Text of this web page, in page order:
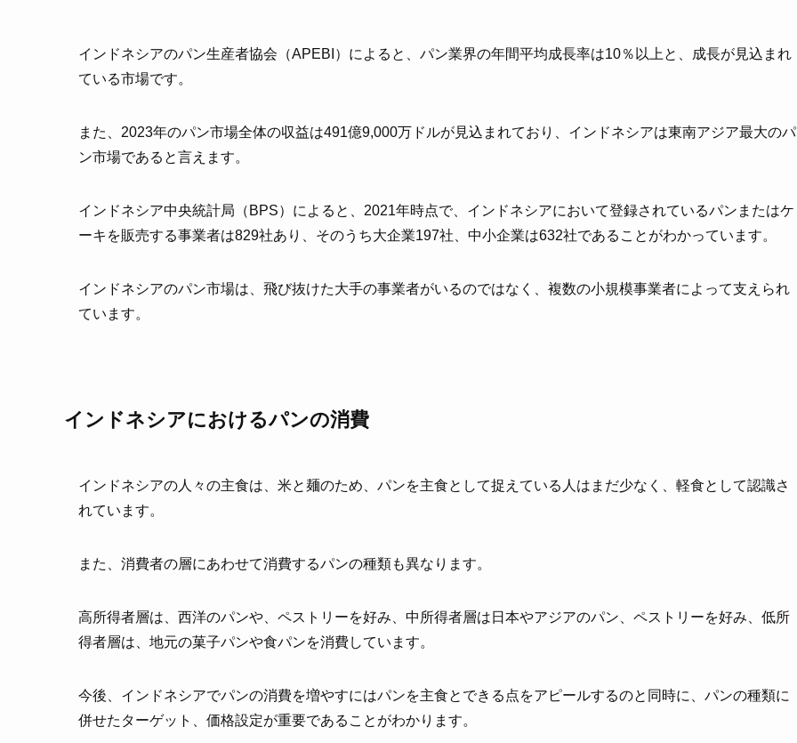
インドネシアのパン生産者協会（APEBI）によると、パン業界の年間平均成長率は10％以上と、成長が見込まれ
ている市場です。
また、2023年のパン市場全体の収益は491億9,000万ドルが見込まれており、インドネシアは東南アジア最大のパ
ン市場であると言えます。
インドネシア中央統計局（BPS）によると、2021年時点で、インドネシアにおいて登録されているパンまたはケ
ーキを販売する事業者は829社あり、そのうち大企業197社、中小企業は632社であることがわかっています。
インドネシアのパン市場は、飛び抜けた大手の事業者がいるのではなく、複数の小規模事業者によって支えられ
ています。
インドネシアにおけるパンの消費
インドネシアの人々の主食は、米と麺のため、パンを主食として捉えている人はまだ少なく、軽食として認識さ
れています。
また、消費者の層にあわせて消費するパンの種類も異なります。
高所得者層は、西洋のパンや、ペストリーを好み、中所得者層は日本やアジアのパン、ペストリーを好み、低所
得者層は、地元の菓子パンや食パンを消費しています。
今後、インドネシアでパンの消費を増やすにはパンを主食とできる点をアピールするのと同時に、パンの種類に
併せたターゲット、価格設定が重要であることがわかります。